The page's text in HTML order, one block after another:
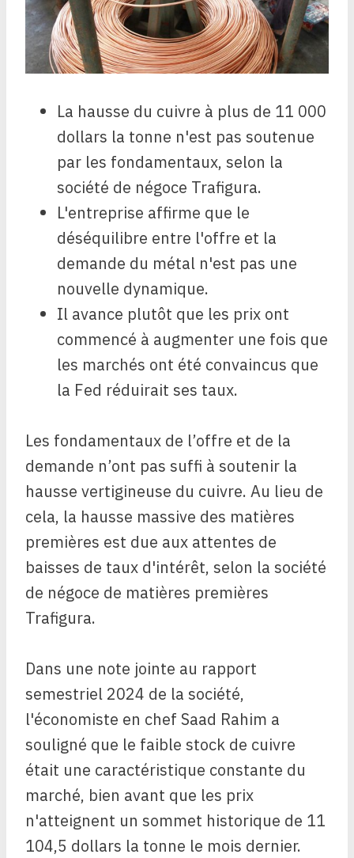
La hausse du cuivre à plus de 11 000
dollars la tonne n'est pas soutenue
par les fondamentaux, selon la
société de négoce Trafigura.
L'entreprise affirme que le
déséquilibre entre l'offre et la
demande du métal n'est pas une
nouvelle dynamique.
Il avance plutôt que les prix ont
commencé à augmenter une fois que
les marchés ont été convaincus que
la Fed réduirait ses taux.
Les fondamentaux de l’offre et de la
demande n’ont pas suffi à soutenir la
hausse vertigineuse du cuivre. Au lieu de
cela, la hausse massive des matières
premières est due aux attentes de
baisses de taux d'intérêt, selon la société
de négoce de matières premières
Trafigura.
Dans une note jointe au rapport
semestriel 2024 de la société,
l'économiste en chef Saad Rahim a
souligné que le faible stock de cuivre
était une caractéristique constante du
marché, bien avant que les prix
n'atteignent un sommet historique de 11
104,5 dollars la tonne le mois dernier.